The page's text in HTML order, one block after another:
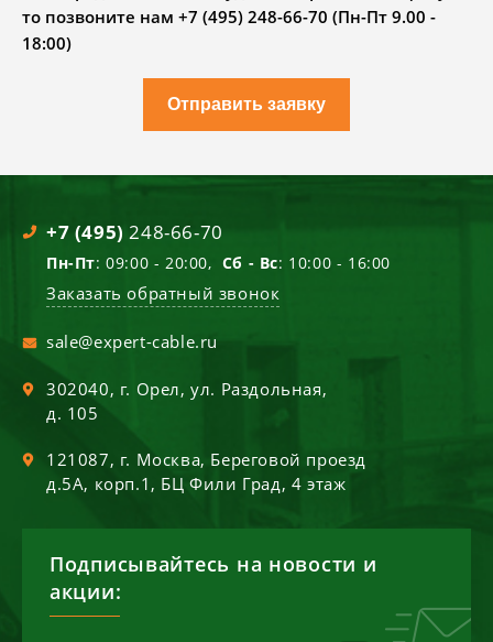
то позвоните нам +7 (495) 248-66-70 (Пн-Пт 9.00 -
18:00)
Отправить заявку
+7 (495) 248-66-70
Пн-Пт: 09:00 - 20:00, Сб - Вс: 10:00 - 16:00
Заказать обратный звонок
sale@expert-cable.ru
302040, г. Орел,ул. Раздольная,
д. 105
121087, г. Москва, Береговой проезд
д.5А, корп.1, БЦ Фили Град, 4 этаж
Подписывайтесь на новости и
акции: